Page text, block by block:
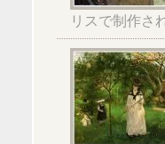
リスで制作さ